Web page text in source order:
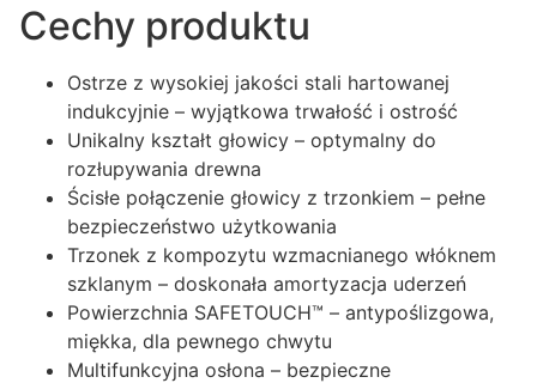
Cechy produktu
Ostrze z wysokiej jakości stali hartowanej
indukcyjnie – wyjątkowa trwałość i ostrość
Unikalny kształt głowicy – optymalny do
rozłupywania drewna
Ścisłe połączenie głowicy z trzonkiem – pełne
bezpieczeństwo użytkowania
Trzonek z kompozytu wzmacnianego włóknem
szklanym – doskonała amortyzacja uderzeń
Powierzchnia SAFETOUCH™ – antypoślizgowa,
miękka, dla pewnego chwytu
Multifunkcyjna osłona – bezpieczne